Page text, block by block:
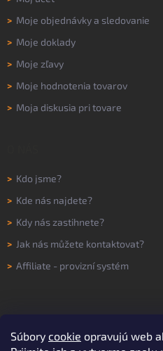
Súbory cookie opravujú web
> Moje objednávky a sledovanie
> Moje doklady
> Moje zľavy
> Moje hodnotenia tovarov
> Moja diskusia pri tovare
> Kdo jsme?
> Kde nás najdete?
> Kdy nás zastihnete?
> Jak nás můžete kontaktovat?
> Affiliate - provizní systém